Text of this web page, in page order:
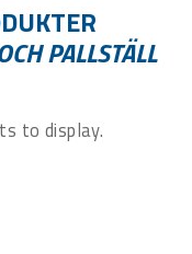
PALLSTÄLL
to display.